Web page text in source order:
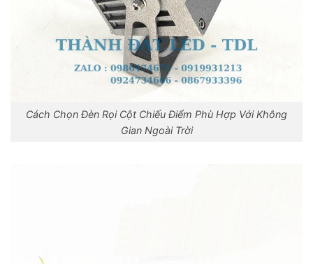
Cách Chọn Đèn Rọi Cột Chiếu Điểm Phù Hợp Với Không
Gian Ngoài Trời